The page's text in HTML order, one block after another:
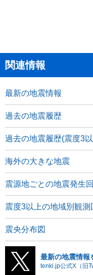
関連情報
最新の地震情報
過去の地震履歴
過去の地震履歴(震度3
海外の大きな地震
震源地ごとの地震発生
震度3以上の地域別観測
震央分布図
最新の地震情報
tenki.jp公式X（旧